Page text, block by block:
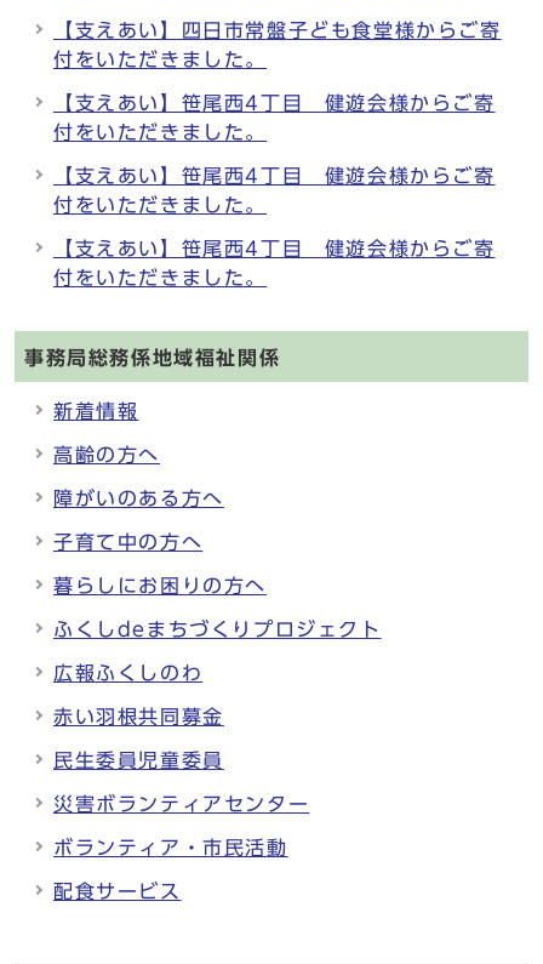
【支えあい】四日市常盤子ども食堂様からご寄
付をいただきました。
【支えあい】笹尾西4丁目 健遊会様からご寄
付をいただきました。
【支えあい】笹尾西4丁目 健遊会様からご寄
付をいただきました。
【支えあい】笹尾西4丁目 健遊会様からご寄
付をいただきました。
事務局総務係地域福祉関係
新着情報
高齢の方へ
障がいのある方へ
子育て中の方へ
暮らしにお困りの方へ
ふくしdeまちづくりプロジェクト
広報ふくしのわ
赤い羽根共同募金
民生委員児童委員
災害ボランティアセンター
ボランティア・市民活動
配食サービス